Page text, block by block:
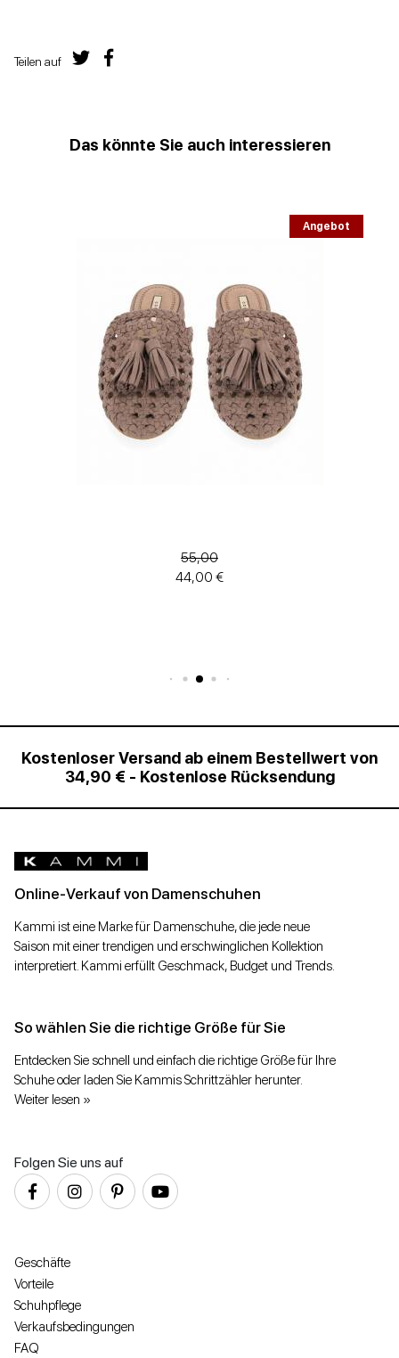
Teilen auf
Das könnte Sie auch interessieren
Angebot
55,00
44,00 €
Kostenloser Versand ab einem Bestellwert von
34,90 € - Kostenlose Rücksendung
Online-Verkauf von Damenschuhen
Kammi ist eine Marke für Damenschuhe, die jede neue
Saison mit einer trendigen und erschwinglichen Kollektion
interpretiert. Kammi erfüllt Geschmack, Budget und Trends.
So wählen Sie die richtige Größe für Sie
Entdecken Sie schnell und einfach die richtige Größe für Ihre
Schuhe oder laden Sie Kammis Schrittzähler herunter.
Weiter lesen »
Folgen Sie uns auf
Geschäfte
Vorteile
Schuhpflege
Verkaufsbedingungen
FAQ